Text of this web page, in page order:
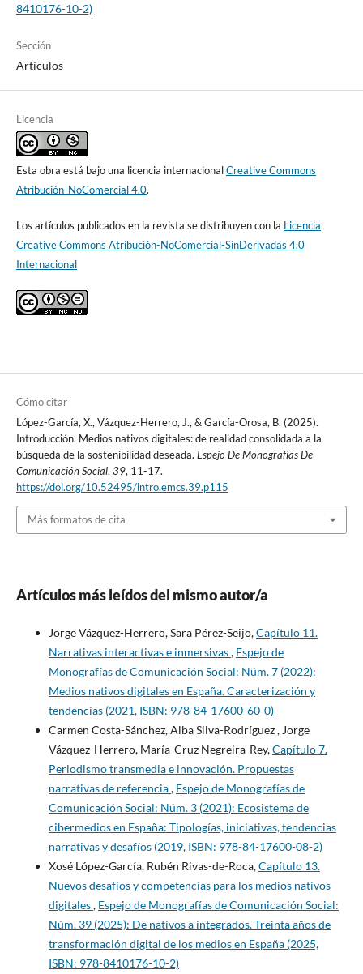
8410176-10-2)
Sección
Artículos
Licencia
Esta obra está bajo una licencia internacionalCreative Commons
Atribución-NoComercial 4.0.
Los artículos publicados en la revista se distribuyen con la Licencia
Creative Commons Atribución-NoComercial-SinDerivadas 4.0
Internacional
Cómo citar
López-García, X., Vázquez-Herrero, J., & García-Orosa, B. (2025).
Introducción. Medios nativos digitales: de realidad consolidada a la
búsqueda de la sostenibilidad deseada. Espejo De Monografías De
Comunicación Social, 39, 11-17.
https://doi.org/10.52495/intro.emcs.39.p115
Más formatos de cita
Artículos más leídos del mismo autor/a
Jorge Vázquez-Herrero, Sara Pérez-Seijo,Capítulo 11.
Narrativas interactivas e inmersivas, Espejo de
Monografías de Comunicación Social: Núm. 7 (2022):
Medios nativos digitales en España. Caracterización y
tendencias (2021, ISBN: 978-84-17600-60-0)
Carmen Costa-Sánchez, Alba Silva-Rodríguez , Jorge
Vázquez-Herrero, María-Cruz Negreira-Rey,Capítulo 7.
Periodismo transmedia e innovación. Propuestas
narrativas de referencia, Espejo de Monografías de
Comunicación Social: Núm. 3 (2021): Ecosistema de
cibermedios en España: Tipologías, iniciativas, tendencias
narrativas y desafíos (2019, ISBN: 978-84-17600-08-2)
Xosé López-García, Rubén Rivas-de-Roca,Capítulo 13.
Nuevos desafíos y competencias para los medios nativos
digitales, Espejo de Monografías de Comunicación Social:
Núm. 39 (2025): De nativos a integrados. Treinta años de
transformación digital de los medios en España (2025,
ISBN: 978-8410176-10-2)